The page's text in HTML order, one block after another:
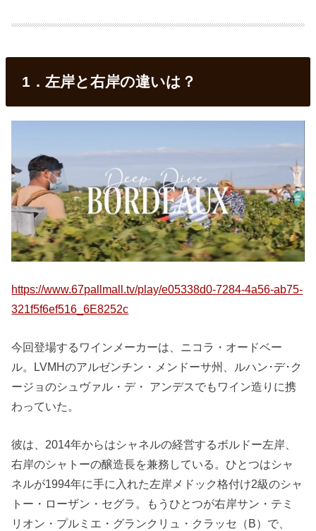
1．左岸と右岸の違いは？
https://www.67pallmall.tv/play/e05338d0-7284-4a56-ab75-
321f5f6ef516_6E8252c
今回登場するワインメーカーは、ニコラ・オードベー
ル。LVMHのアルゼンチン・メンドーサ州、ルハン･デ･ク
ージョのシュヴァル・デ・ アンデスでもワイン造りに携
わっていた。
彼は、2014年からはシャネルの経営するボルドー左岸、
右岸のシャトーの醸造長を兼務している。ひとつはシャ
ネルが1994年に手に入れた左岸メドック格付け2級のシャ
トー・ローザン・セグラ。もうひとつが右岸サン・テミ
リオン・プルミエ・グランクリュ・クラッセ（B）で、